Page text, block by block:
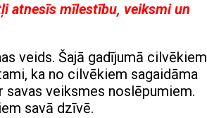
atnesīs mīlestību, veiksmi un
veids. Šajā gadījumā cilvēkiem
ka no cilvēkiem sagaidāma
savas veiksmes noslēpumiem.
savā dzīvē.